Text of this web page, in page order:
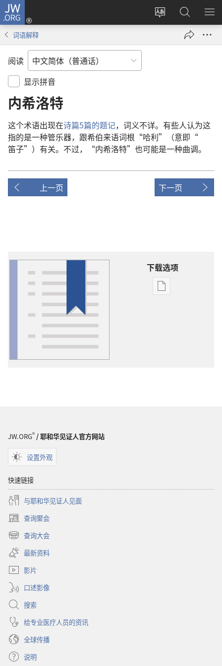
JW.ORG
更
登
录
（打
搜
索
JW.ORG
显
词语解释
阅读
显示拼音
内希洛特
这个术语出现在诗篇5篇的题记， 词义不详。 有些人认为这
指的是一种管乐器， 跟希伯来语词根 “哈利”（意即 “
笛子”） 有关。 不过，“内希洛特” 也可能是一种曲调。
上一页 下一页
下载选项
出
JW.ORG®/ 耶和华见证人官方网站
设置外观
快速链接
与耶和华见证人见面
查询聚会
（打
开
新
窗
口）
查询大会
（打
开
新
窗
最新资料
影片
口述影像
搜索
给专业医疗人员的资讯
全球传播
说明